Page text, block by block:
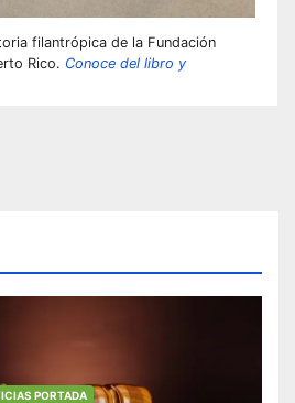
filantrópica de la Fundación
Rico. Conoce del libro y
PORTADA